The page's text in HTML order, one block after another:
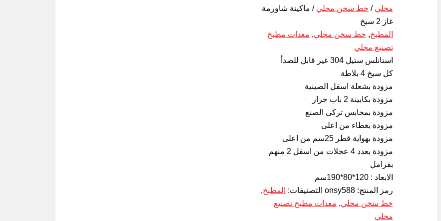
محلي / خط سخن محلي / ماكينة شاورمة
غاز 2 سيخ
المطبخ, خط سخن محلي, معدات مطبخ
تصنيع محلي
استانلس ستيل 304 غير قابل للصدأ
كل سيخ 4 بلاطة
مزودة بشعلة اسفل الصينية
مزودة بكابينة 2 باب جرار
مزودة بمحابس تركى الصنع
مزودة بغطاء من اعلى
مزودة بهواية قطر 25سم من اعلى
مزودة بعدد 4 عجلات من اسفل 2 منهم
بفرامل
الابعاد : 120*80*190سم
رمز المنتج: onsy588 التصنيفات: المطبخ,
خط سخن محلي, معدات مطبخ تصنيع
محلي